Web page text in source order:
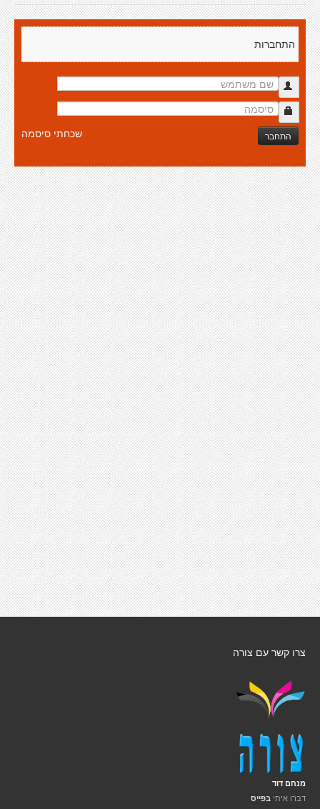
התחברות
התחבר שכחתי סיסמה
צרו קשר עם צורה
מנחם דוד
דברו איתי בפייס